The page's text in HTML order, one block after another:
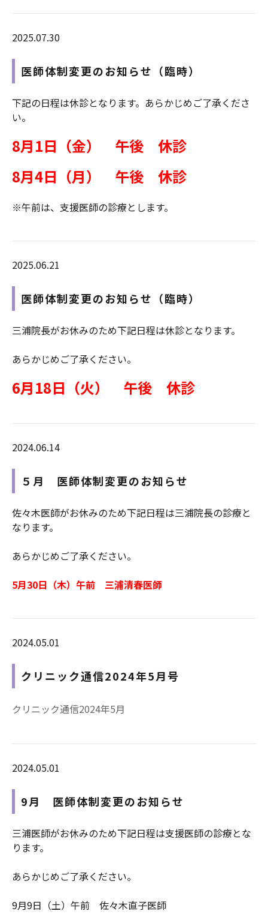
2025.07.30
医師体制変更のお知らせ（臨時）
下記の日程は休診となります。あらかじめご了承くださ
い。
8月1日（金） 午後 休診
8月4日（月） 午後 休診
※午前は、支援医師の診療とします。
2025.06.21
医師体制変更のお知らせ（臨時）
三浦院長がお休みのため下記日程は休診となります。
あらかじめご了承ください。
6月18日（火） 午後 休診
2024.06.14
５月 医師体制変更のお知らせ
佐々木医師がお休みのため下記日程は三浦院長の診療と
なります。
あらかじめご了承ください。
5月30日（木）午前 三浦清春医師
2024.05.01
クリニック通信2024年5月号
クリニック通信2024年5月
2024.05.01
9月 医師体制変更のお知らせ
三浦医師がお休みのため下記日程は支援医師の診療とな
ります。
あらかじめご了承ください。
9月9日（土）午前 佐々木直子医師